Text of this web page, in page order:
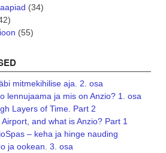
(34)
(55)
mitmekihilise aja. 2. osa
lennujaama ja mis on Anzio? 1. osa
Layers of Time. Part 2
and what is Anzio? Part 1
– keha ja hinge nauding
ja ookean. 3. osa